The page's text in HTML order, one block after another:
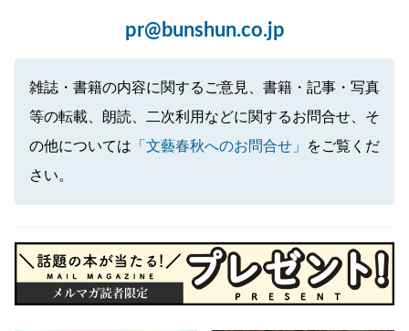
pr@bunshun.co.jp
雑誌・書籍の内容に関するご意見、書籍・記事・写真
等の転載、朗読、二次利用などに関するお問合せ、そ
の他については 「文藝春秋へのお問合せ」
をご覧くだ
さい。